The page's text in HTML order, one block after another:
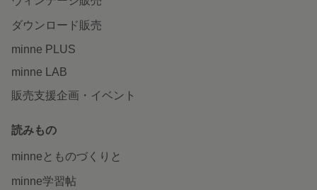
ダウンロード販売
minne PLUS
minne LAB
販売支援企画・イベント
読みもの
minneとものづくりと
minne学習帖